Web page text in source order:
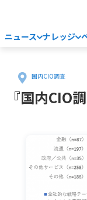
ニュース ナレッジ
Home
国内CIO調査
『国内CIO